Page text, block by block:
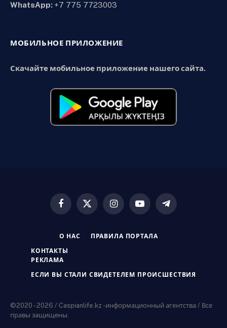
WhatsApp: +7 775 7723003
МОБИЛЬНОЕ ПРИЛОЖЕНИЕ
Скачайте мобильное приложение нашего сайта.
Facebook
X
InstagramYouTubeTelegram
О НАС ПРАВИЛА ПОРТАЛА
КОНТАКТЫ
РЕКЛАМА
ЕСЛИ ВЫ СТАЛИ СВИДЕТЕЛЕМ ПРОИСШЕСТВИЯ
©2020 - 2026 / Caspianlife.kz -информационный агентства / Все
правы защищены.